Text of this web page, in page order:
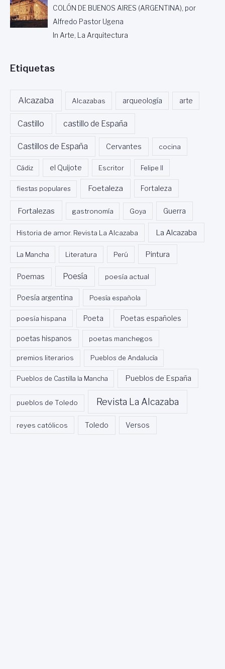
COLÓN DE BUENOS AIRES (ARGENTINA), por
Alfredo Pastor Ugena
In Arte, La Arquitectura
Etiquetas
Alcazaba Alcazabas arqueología arte
Castillo castillo de España
Castillos de España Cervantes cocina
Cádiz el Quijote Escritor Felipe II
fiestas populares Foetaleza Fortaleza
Fortalezas gastronomía Goya Guerra
Historia de amor. Revista La Alcazaba La Alcazaba
La Mancha Literatura Perú Pintura
Poemas Poesía poesía actual
Poesía argentina Poesía española
poesía hispana Poeta Poetas españoles
poetas hispanos poetas manchegos
premios literarios Pueblos de Andalucía
Pueblos de Castilla la Mancha Pueblos de España
pueblos de Toledo Revista La Alcazaba
reyes católicos Toledo Versos